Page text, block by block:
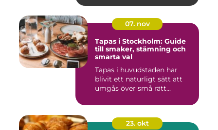
07. nov
Tapas i Stockholm: Guide
till smaker, stämning och
smarta val
Tapas i huvudstaden har
blivit ett naturligt sätt att
umgås över små rätt...
23. okt